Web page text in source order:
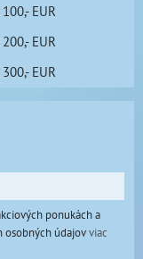
EUR
EUR
EUR
ponukách a
osobných údajovviac